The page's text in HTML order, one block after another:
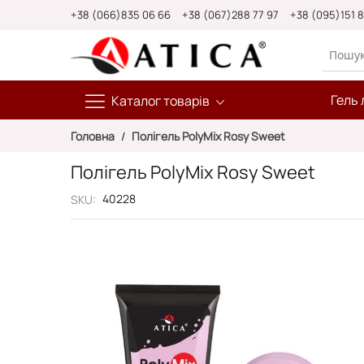
+38 (066)835 06 66 +38 (067)288 77 97 +38 (095)151
Каталог товарів Гель
Головна Полігель PolyMix Rosy Sweet
Полігель PolyMix Rosy Sweet
SKU 40228
галереї
зображень